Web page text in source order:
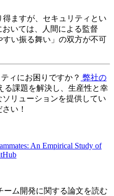
ますが、セキュリティとい
いては、人間による監督
い振る舞い」の双方が不可
ィにお困りですか？ 弊社の
る課題を解決し、生産性と幸
リューションを提供してい
い！
An Empirical Study of
ーム開発に関する論文を読む